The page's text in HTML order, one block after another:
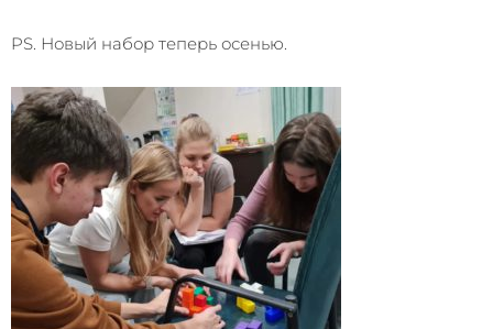
PS. Новый набор теперь осенью.